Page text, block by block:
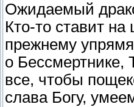
Ожидаемый
Кто-то ставит
прежнему
о Бессмертнике,
все, чтобы
слава Богу,